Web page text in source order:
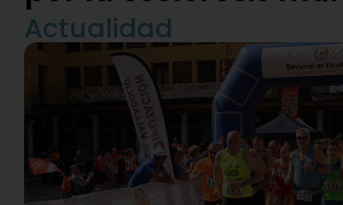
Actualidad